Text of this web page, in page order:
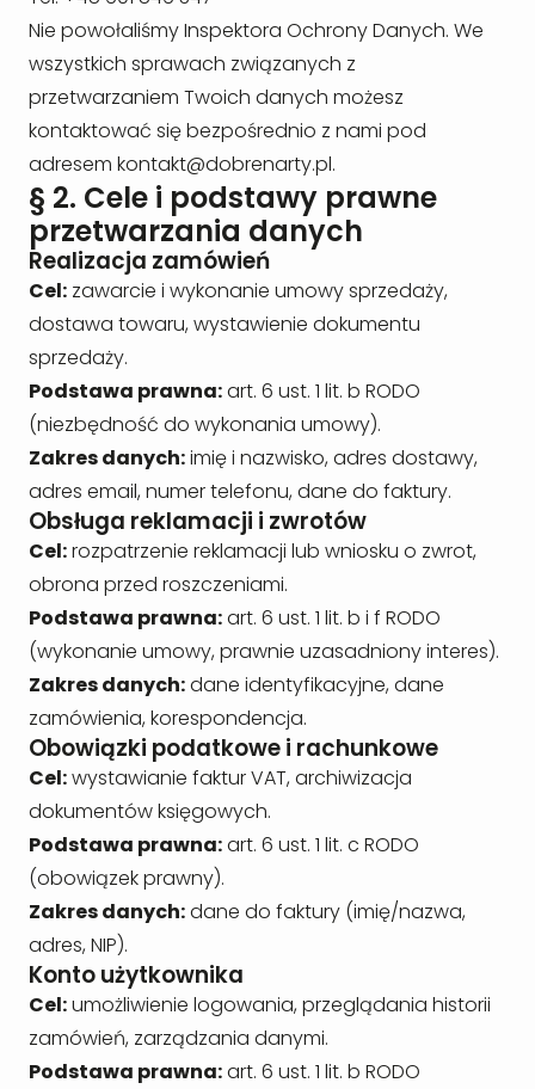
Nie powołaliśmy Inspektora Ochrony Danych. We
wszystkich sprawach związanych z
przetwarzaniem Twoich danych możesz
kontaktować się bezpośrednio z nami pod
adresem kontakt@dobrenarty.pl.
§ 2. Cele i podstawy prawne
przetwarzania danych
Realizacja zamówień
Cel: zawarcie i wykonanie umowy sprzedaży,
dostawa towaru, wystawienie dokumentu
sprzedaży.
Podstawa prawna:art. 6 ust. 1 lit. b RODO
(niezbędność do wykonania umowy).
Zakres danych:imię i nazwisko, adres dostawy,
adres email, numer telefonu, dane do faktury.
Obsługa reklamacji i zwrotów
Cel:rozpatrzenie reklamacji lub wniosku o zwrot,
obrona przed roszczeniami.
Podstawa prawna:art. 6 ust. 1 lit. b i f RODO
(wykonanie umowy, prawnie uzasadniony interes).
Zakres danych:dane identyfikacyjne, dane
zamówienia, korespondencja.
Obowiązki podatkowe i rachunkowe
Cel:wystawianie faktur VAT, archiwizacja
dokumentów księgowych.
Podstawa prawna:art. 6 ust. 1 lit. c RODO
(obowiązek prawny).
Zakres danych:dane do faktury (imię/nazwa,
adres, NIP).
Konto użytkownika
Cel:umożliwienie logowania, przeglądania historii
zamówień, zarządzania danymi.
Podstawa prawna:art. 6 ust. 1 lit. b RODO